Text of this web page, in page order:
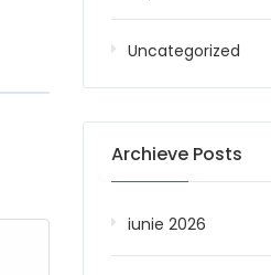
Uncategorized
Archieve Posts
iunie 2026